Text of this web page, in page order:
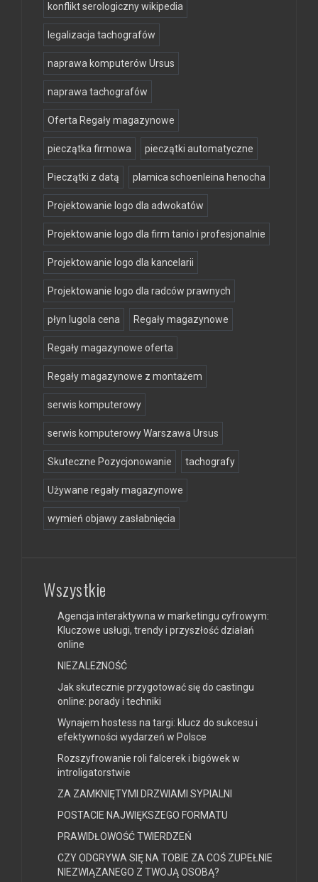
konflikt serologiczny wikipedia
legalizacja tachografów
naprawa komputerów Ursus
naprawa tachografów
Oferta Regały magazynowe
pieczątka firmowa pieczątki automatyczne
Pieczątki z datą plamica schoenleina henocha
Projektowanie logo dla adwokatów
Projektowanie logo dla firm tanio i profesjonalnie
Projektowanie logo dla kancelarii
Projektowanie logo dla radców prawnych
płyn lugola cena Regały magazynowe
Regały magazynowe oferta
Regały magazynowe z montażem
serwis komputerowy
serwis komputerowy Warszawa Ursus
Skuteczne Pozycjonowanie tachografy
Używane regały magazynowe
wymień objawy zasłabnięcia
Wszystkie
Agencja interaktywna w marketingu cyfrowym:
Kluczowe usługi, trendy i przyszłość działań
online
NIEZALEŻNOŚĆ
Jak skutecznie przygotować się do castingu
online: porady i techniki
Wynajem hostess na targi: klucz do sukcesu i
efektywności wydarzeń w Polsce
Rozszyfrowanie roli falcerek i bigówek w
introligatorstwie
ZA ZAMKNIĘTYMI DRZWIAMI SYPIALNI
POSTACIE NAJWIĘKSZEGO FORMATU
PRAWIDŁOWOŚĆ TWIERDZEŃ
CZY ODGRYWA SIĘ NA TOBIE ZA COŚ ZUPEŁNIE
NIEZWIĄZANEGO Z TWOJĄ OSOBĄ?